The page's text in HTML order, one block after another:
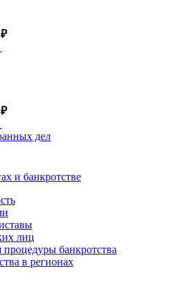
дел
и банкротстве
лиц
банкротства
в регионах